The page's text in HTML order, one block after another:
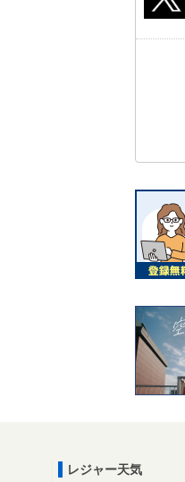
レジャー天気